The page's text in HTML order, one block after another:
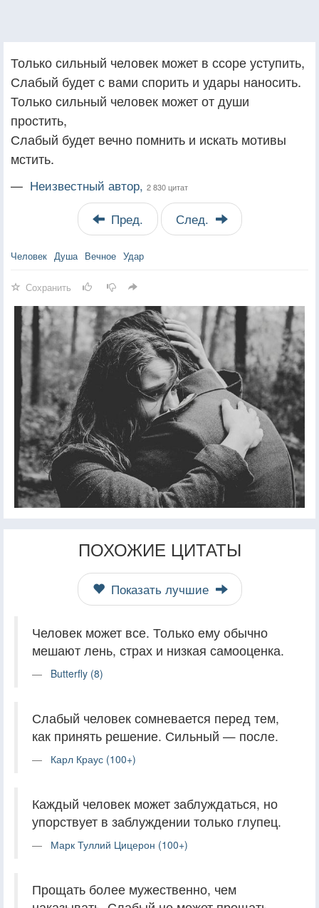
Только сильный человек может в ссоре уступить,
Слабый будет с вами спорить и удары наносить.
Только сильный человек может от души
простить,
Слабый будет вечно помнить и искать мотивы
мстить.
— Неизвестный автор, 2 830 цитат
Пред. След.
Человек Душа Вечное Удар
Сохранить
ПОХОЖИЕ ЦИТАТЫ
Показать лучшие
Человек может все. Только ему обычно
мешают лень, страх и низкая самооценка.
Butterfly (8)
Слабый человек сомневается перед тем,
как принять решение. Сильный — после.
Карл Краус (100+)
Каждый человек может заблуждаться, но
упорствует в заблуждении только глупец.
Марк Туллий Цицерон (100+)
Прощать более мужественно, чем